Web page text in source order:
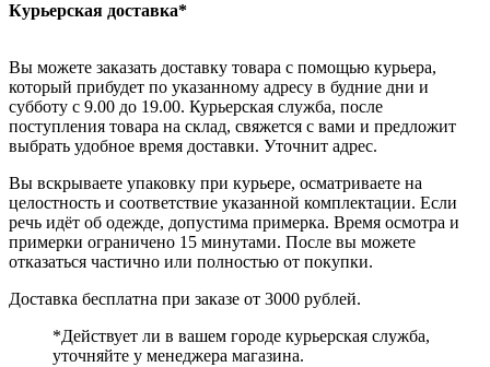
Курьерская доставка*
Вы можете заказать доставку товара с помощью курьера,
который прибудет по указанному адресу в будние дни и
субботу с 9.00 до 19.00. Курьерская служба, после
поступления товара на склад, свяжется с вами и предложит
выбрать удобное время доставки. Уточнит адрес.
Вы вскрываете упаковку при курьере, осматриваете на
целостность и соответствие указанной комплектации. Если
речь идёт об одежде, допустима примерка. Время осмотра и
примерки ограничено 15 минутами. После вы можете
отказаться частично или полностью от покупки.
Доставка бесплатна при заказе от 3000 рублей.
*Действует ли в вашем городе курьерская служба,
уточняйте у менеджера магазина.